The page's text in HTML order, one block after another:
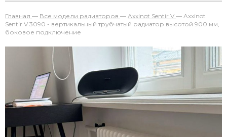
Главная — Все модели радиаторов — Axxinot Sentir V — Axxinot
Sentir V 3090 - вертикальный трубчатый радиатор высотой 900 мм,
боковое подключение